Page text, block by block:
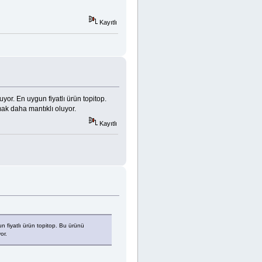
Kayıtlı
En uygun fiyatlı ürün topitop.
daha mantıklı oluyor.
Kayıtlı
fiyatlı ürün topitop. Bu ürünü